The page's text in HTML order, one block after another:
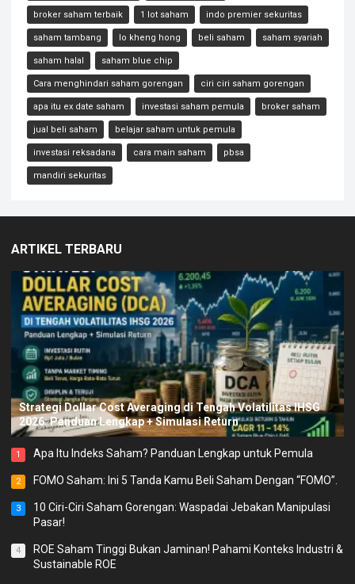
broker saham terbaik 1 lot saham indo premier sekuritas
saham tambang lo kheng hong beli saham saham syariah
saham halal saham blue chip
Cara menghindari saham gorengan ciri ciri saham gorengan
apa itu ex date saham investasi saham pemula broker saham
jual beli saham belajar saham untuk pemula
investasi reksadana cara main saham pbsa
mandiri sekuritas
ARTIKEL TERBARU
Strategi Dollar Cost Averaging di Tengah Volatilitas IHSG
2026: Panduan Lengkap + Simulasi Return
1 Apa Itu Indeks Saham? Panduan Lengkap untuk Pemula
2 FOMO Saham: Ini 5 Tanda Kamu Beli Saham Dengan “FOMO”.
3
10 Ciri-Ciri Saham Gorengan: Waspadai Jebakan Manipulasi
Pasar!
4
ROE Saham Tinggi Bukan Jaminan! Pahami Konteks Industri &
Sustainable ROE